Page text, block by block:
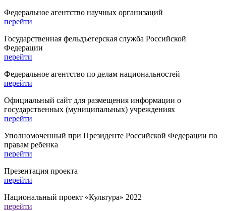
Федеральное агентство научных организаций
перейти
Государственная фельдъегерская служба Российской
Федерации
перейти
Федеральное агентство по делам национальностей
перейти
Официальный сайт для размещения информации о
государственных (муниципальных) учреждениях
перейти
Уполномоченный при Президенте Российской Федерации по
правам ребенка
перейти
Презентация проекта
перейти
Национальный проект «Культура» 2022
перейти